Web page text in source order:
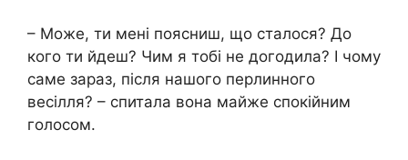
– Може, ти мені поясниш, що сталося? До
кого ти йдеш? Чим я тобі не догодила? І чому
саме зараз, після нашого перлинного
весілля? – спитала вона майже спокійним
голосом.